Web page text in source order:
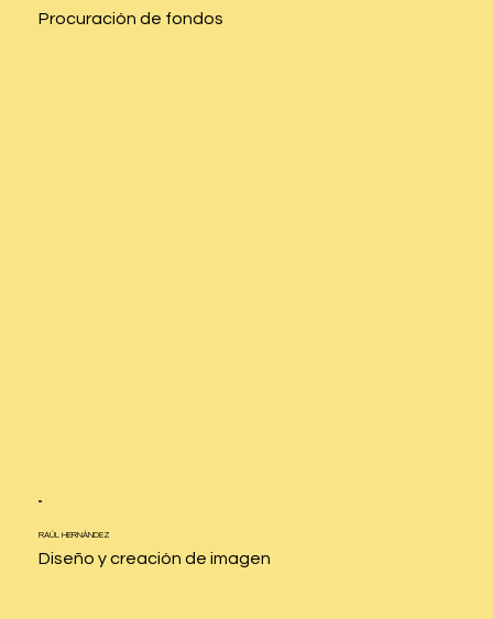
Procuración de fondos
RAÚL HERNÁNDEZ
Diseño y creación de imagen